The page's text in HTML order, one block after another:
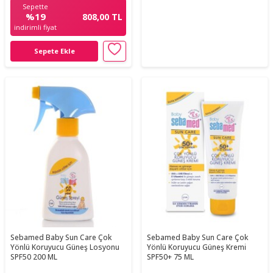
Sepette
%19
indirimli fiyat
808,00 TL
Sepete Ekle
Sebamed Baby Sun Care Çok
Yönlü Koruyucu Güneş Losyonu
SPF50 200 ML
Sebamed Baby Sun Care Çok
Yönlü Koruyucu Güneş Kremi
SPF50+ 75 ML